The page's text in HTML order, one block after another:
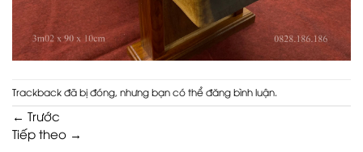
Trackback đã bị đóng, nhưng bạn có thểđăng bình luận.
← Trước
Tiếp theo →